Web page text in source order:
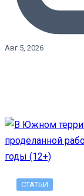
Авг 5, 2026
СТАТЬИ